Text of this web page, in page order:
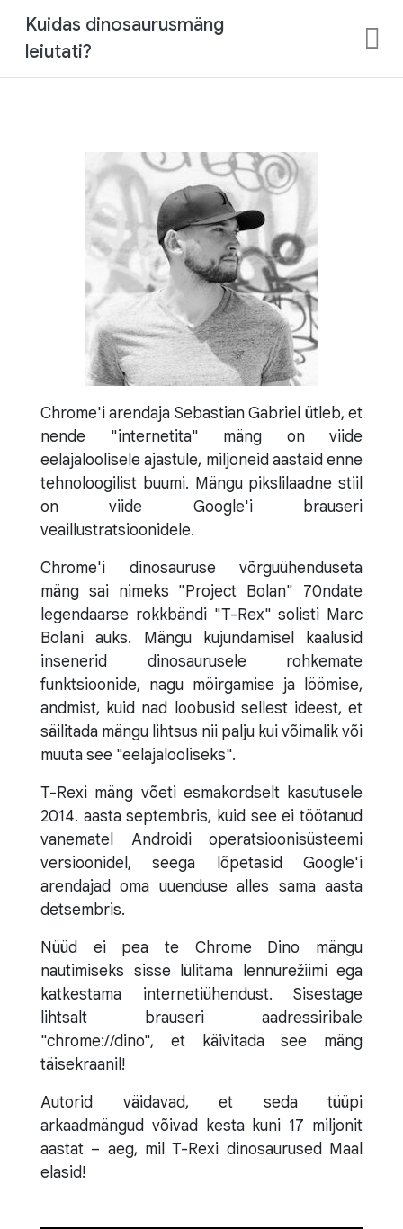
Kuidas dinosaurusmäng
leiutati?
Chrome'i arendaja Sebastian Gabriel ütleb, et
nende "internetita" mäng on viide
eelajaloolisele ajastule, miljoneid aastaid enne
tehnoloogilist buumi. Mängu pikslilaadne stiil
on viide Google'i brauseri
veaillustratsioonidele.
Chrome'i dinosauruse võrguühenduseta
mäng sai nimeks "Project Bolan" 70ndate
legendaarse rokkbändi "T-Rex" solisti Marc
Bolani auks. Mängu kujundamisel kaalusid
insenerid dinosaurusele rohkemate
funktsioonide, nagu möirgamise ja löömise,
andmist, kuid nad loobusid sellest ideest, et
säilitada mängu lihtsus nii palju kui võimalik või
muuta see "eelajalooliseks".
T-Rexi mäng võeti esmakordselt kasutusele
2014. aasta septembris, kuid see ei töötanud
vanematel Androidi operatsioonisüsteemi
versioonidel, seega lõpetasid Google'i
arendajad oma uuenduse alles sama aasta
detsembris.
Nüüd ei pea te Chrome Dino mängu
nautimiseks sisse lülitama lennurežiimi ega
katkestama internetiühendust. Sisestage
lihtsalt brauseri aadressiribale
"chrome://dino", et käivitada see mäng
täisekraanil!
Autorid väidavad, et seda tüüpi
arkaadmängud võivad kesta kuni 17 miljonit
aastat – aeg, mil T-Rexi dinosaurused Maal
elasid!